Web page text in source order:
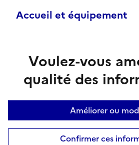
Accueil et équipement
Voulez-vous
qualité des
Améliorer ou
Confirmer ces